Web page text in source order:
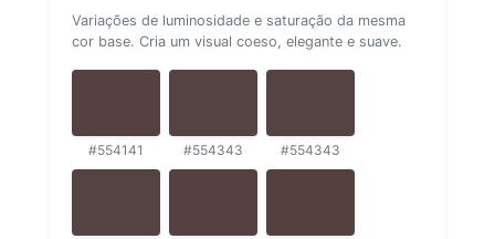
Variações de luminosidade e saturação da mesma
cor base. Cria um visual coeso, elegante e suave.
#554141 #554343 #554343